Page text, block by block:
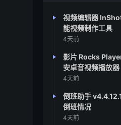
视频编辑器
能视频制作工具
4天前
影片 Rocks
安卓音视频播放器
4天前
倒班助手
倒班情况
4天前